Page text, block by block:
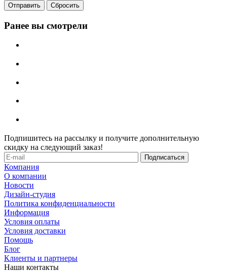
Отправить Сбросить
Ранее вы смотрели
Подпишитесь на рассылку и получите дополнительную
скидку на следующий заказ!
Компания
О компании
Новости
Дизайн-студия
Политика конфиденциальности
Информация
Условия оплаты
Условия доставки
Помощь
Блог
Клиенты и партнеры
Наши контакты